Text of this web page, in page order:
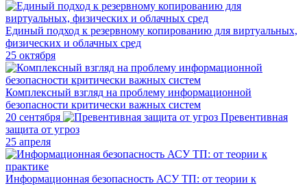
Единый подход к резервному копированию для виртуальных,
физических и облачных сред
25 октября
Комплексный взгляд на проблему информационной
безопасности критически важных систем
20 сентября
Превентивная
защита от угроз
25 апреля
Информационная безопасность АСУ ТП: от теории к